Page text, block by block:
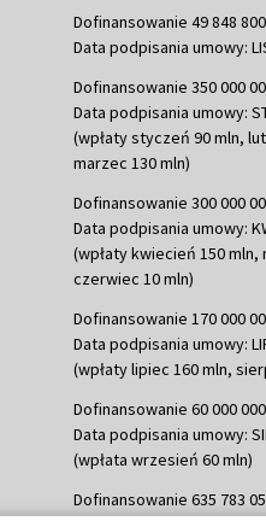
Dofinansowanie 49 848
Data podpisania umowy:
Dofinansowanie 350 000
Data podpisania umowy:
(wpłaty styczeń 90 mln,
marzec 130 mln)
Dofinansowanie 300 000
Data podpisania umowy:
(wpłaty kwiecień 150 mln,
czerwiec 10 mln)
Dofinansowanie 170 000
Data podpisania umowy:
(wpłaty lipiec 160 mln,
Dofinansowanie 60 000
Data podpisania umowy:
(wpłata wrzesień 60 mln)
Dofinansowanie 635 783